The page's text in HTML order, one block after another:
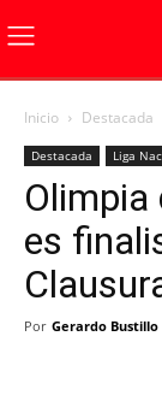
Inicio Destacada
Destacada Liga
es
Por Gerardo Bustillo